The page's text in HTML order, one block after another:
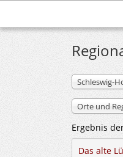
Schleswig-
Orte und
Ergebnis
Das alte